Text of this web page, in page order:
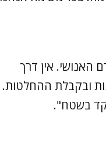
האנושי. אין דרך
ובקבלת ההחלטות.
בשטח".